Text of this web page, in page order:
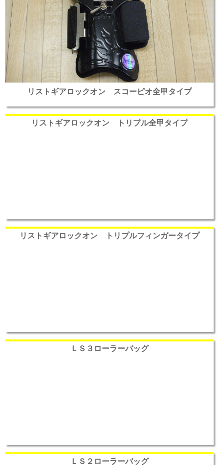
リストギアロックオン スコーピオ全甲タイプ
リストギアロックオン トリプル全甲タイプ
リストギアロックオン トリプルフィンガータイプ
ＬＳ３ローラーバッグ
ＬＳ２ローラーバッグ